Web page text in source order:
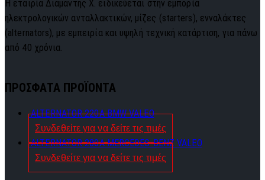
Η εταιρία Διαμαντής Χ. ειδικεύεται στην εμπορία
ηλεκτρολογικών ανταλλακτικών, μίζες (starters), ενναλάκτες
(alternators), με εμπειρία και υψηλή τεχνική κατάρτιση, για πάνω
από 40 χρόνια.
ΠΡΟΣΦΑΤΑ ΠΡΟΪΟΝΤΑ
ALTERNATOR 220A BMW VALEO
Συνδεθείτε για να δείτε τις τιμές
ALTERNATOR 280A MERCEDES-BENZ VALEO
Συνδεθείτε για να δείτε τις τιμές